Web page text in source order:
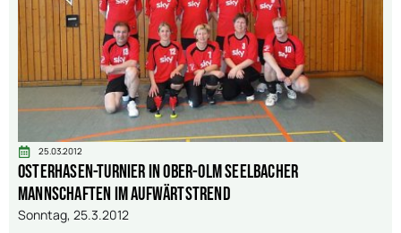
25.03.2012
Osterhasen-Turnier in Ober-Olm Seelbacher
Mannschaften im Aufwärtstrend
Sonntag, 25.3.2012